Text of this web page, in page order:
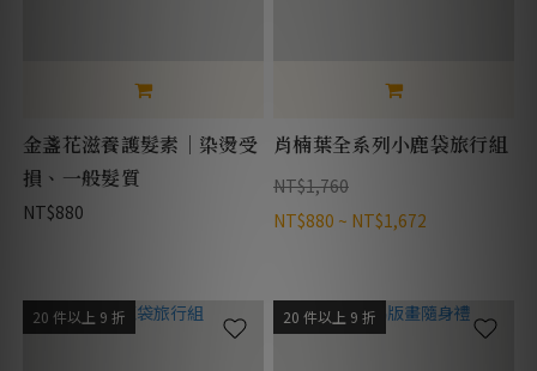
金盞花滋養護髮素｜染燙受
損、一般髮質
NT$880
肖楠葉全系列小鹿袋旅行組
NT$880 ~ NT$1,672
NT$1,760
20 件以上 9 折 20 件以上 9 折